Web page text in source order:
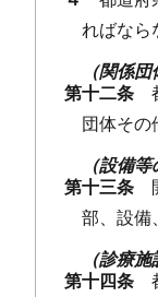
ればなら
（関係
第十二条
団体その
（設備
第十三条
部、設備
（診療
第十四条